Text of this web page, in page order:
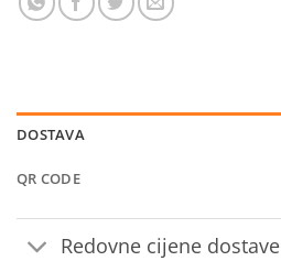
DOSTAVA
QR CODE
Redovne cijene dostave